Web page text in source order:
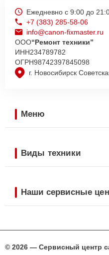
г. Новосибирск
Ежедневно с 9:00 до
+7 (383) 285-58-06
info@canon-fixmaster.ru
ООО“Ремонт техники”
ИНН234789782
ОГРН98742397845098
Меню
Виды техники
Наши сервисные
© 2026 — Сервисный центр